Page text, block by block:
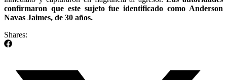
confirmaron que este sujeto fue identificado como Anderson
Navas Jaimes, de 30 años.
Shares: